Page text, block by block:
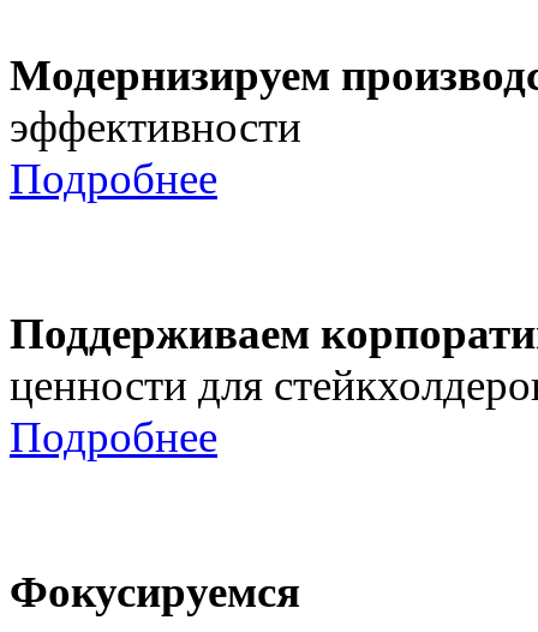
Модернизируем
эффективности
Подробнее
Поддерживаем
ценности для
Подробнее
Фокусируемся